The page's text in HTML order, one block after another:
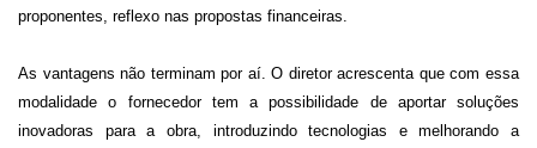
proponentes, reflexo nas propostas financeiras.
As vantagens não terminam por aí. O diretor acrescenta que com essa
modalidadeo fornecedortem a possibilidade de aportar soluções
inovadoras para a obra, introduzindo tecnologias e melhorando a